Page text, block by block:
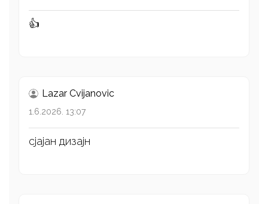
👍
Lazar Cvijanovic
1.6.2026. 13:07
сјајан дизајн